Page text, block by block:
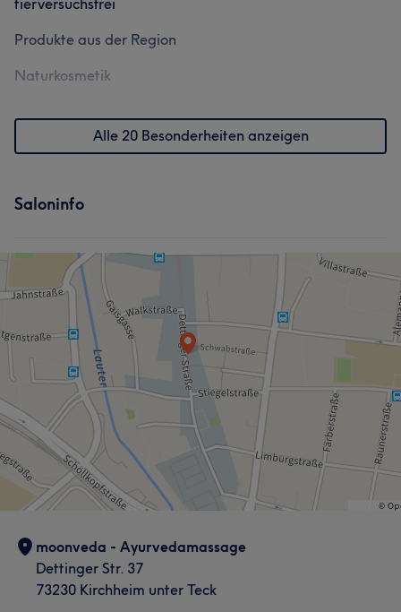
tierversuchsfrei
Produkte aus der Region
Naturkosmetik
Alle 20 Besonderheiten anzeigen
Saloninfo
moonveda - Ayurvedamassage
Dettinger Str. 37
73230 Kirchheim unter Teck